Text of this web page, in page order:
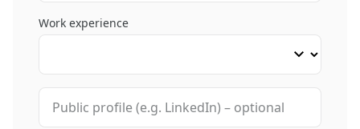
Work experience